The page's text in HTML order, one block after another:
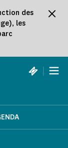
des
les
|